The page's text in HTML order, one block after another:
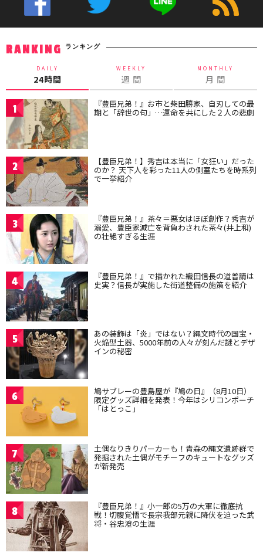
RANKING ランキング
DAILY
24時間
WEEKLY
週 間
MONTHLY
月 間
1 『豊臣兄弟！』お市と柴田勝家、自刃しての最
期と「辞世の句」…運命を共にした２人の悲劇
2 【豊臣兄弟！】秀吉は本当に「女狂い」だった
のか？ 天下人を彩った11人の側室たちを時系列
で一挙紹介
3 『豊臣兄弟！』茶々＝悪女はほぼ創作？秀吉が
溺愛、豊臣家滅亡を背負わされた茶々(井上和)
の壮絶すぎる生涯
4 『豊臣兄弟！』で描かれた織田信長の道普請は
史実？信長が実施した街道整備の施策を紹介
5 あの装飾は「炎」ではない？縄文時代の国宝・
火焔型土器、5000年前の人々が刻んだ謎とデザ
インの秘密
6 鳩サブレーの豊島屋が『鳩の日』（8月10日）
限定グッズ詳細を発表！今年はシリコンポーチ
「はとっこ」
7 土偶なりきりパーカーも！青森の縄文遺跡群で
発掘された土偶がモチーフのキュートなグッズ
が新発売
8 『豊臣兄弟！』小一郎の5万の大軍に徹底抗
戦！切腹覚悟で長宗我部元親に降伏を迫った武
将・谷忠澄の生涯